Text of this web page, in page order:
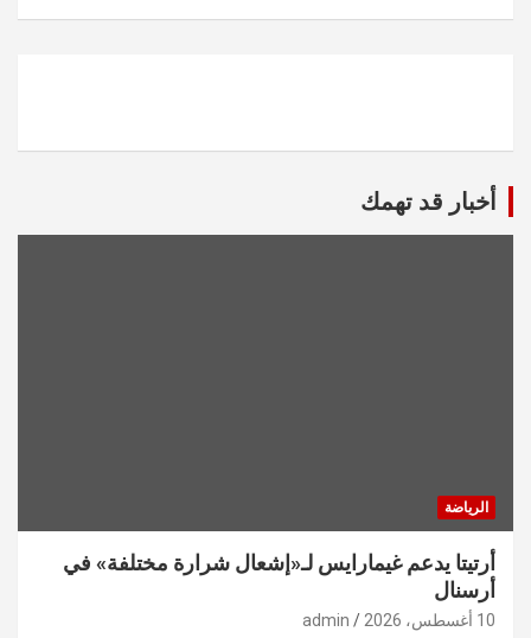
أخبار قد تهمك
الرياضة
أرتيتا يدعم غيمارايس لـ«إشعال شرارة مختلفة» في
أرسنال
10 أغسطس، 2026 admin